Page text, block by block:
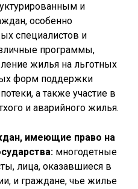
и
особенно
специалистов и
программы,
жилья на льготных
форм поддержки
а также участие в
и аварийного жилья.
имеющие право на
многодетные
лица, оказавшиеся в
и граждане, чье жилье